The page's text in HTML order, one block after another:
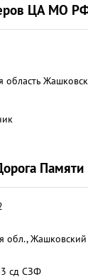
ЦА МО
область
Памяти
обл.,
сд СЗФ